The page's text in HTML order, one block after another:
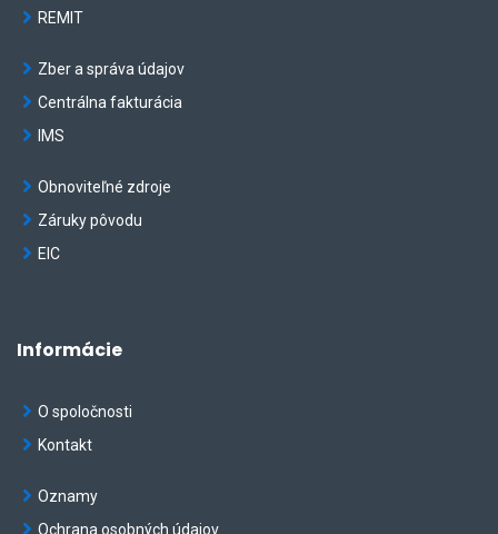
REMIT
Zber a správa údajov
Centrálna fakturácia
IMS
Obnoviteľné zdroje
Záruky pôvodu
EIC
Informácie
O spoločnosti
Kontakt
Oznamy
Ochrana osobných údajov